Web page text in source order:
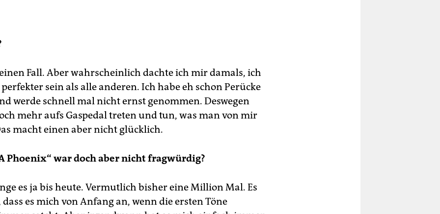
Fall. Aber wahrscheinlich dachte ich mir damals, ich
sein als alle anderen. Ich habe eh schon Perücke
werde schnell mal nicht ernst genommen. Deswegen
mehr aufs Gaspedal treten und tun, was man von mir
macht einen aber nicht glücklich.
Phoenix“ war doch aber nicht fragwürdig?
es ja bis heute. Vermutlich bisher eine Million Mal. Es
es mich von Anfang an, wenn die ersten Töne